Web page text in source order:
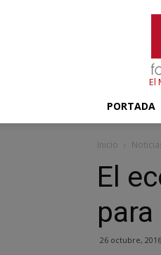
El
PORTADA
Inicio
El
26 octubre, 2016